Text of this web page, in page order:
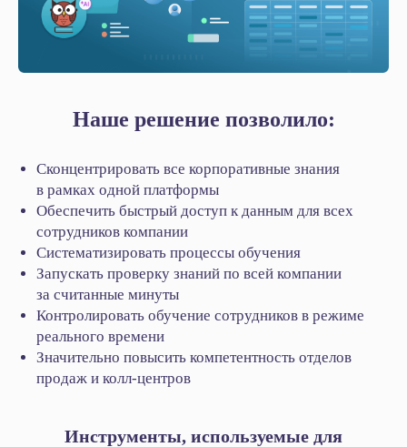
Наше решение позволило:
Сконцентрировать все корпоративные знания
в рамках одной платформы
Обеспечить быстрый доступ к данным для всех
сотрудников компании
Систематизировать процессы обучения
Запускать проверку знаний по всей компании
за считанные минуты
Контролировать обучение сотрудников в режиме
реального времени
Значительно повысить компетентность отделов
продаж и колл‑центров
Инструменты, используемые для